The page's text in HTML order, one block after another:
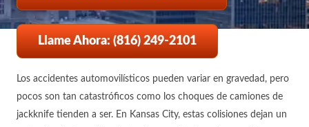
Llame Ahora: (816) 249-2101
Los accidentes automovilísticos pueden variar en gravedad, pero
pocos son tan catastróficos como los choques de camiones de
jackknife tienden a ser. En Kansas City, estas colisiones dejan un